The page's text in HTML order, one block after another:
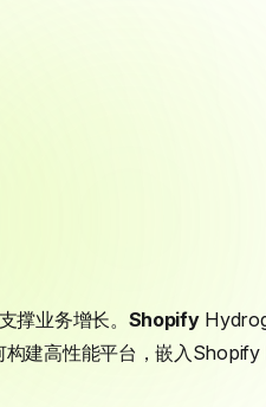
撑业务增长。 Shopify
建高性能平台，嵌入